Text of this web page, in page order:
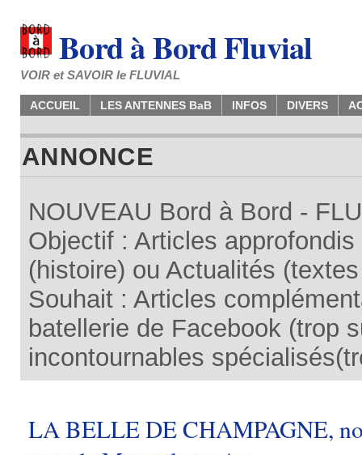
Bord à Bord Fluvial
VOIR et SAVOIR le FLUVIAL
ACCUEIL LES ANTENNES BaB INFOS DIVERS
ANNONCE
NOUVEAU Bord à Bord -
Objectif : Articles
(histoire) ou Actualités
Souhait : Articles
batellerie de Facebook (trop
incontournables
LA BELLE DE CHAMPAGNE,